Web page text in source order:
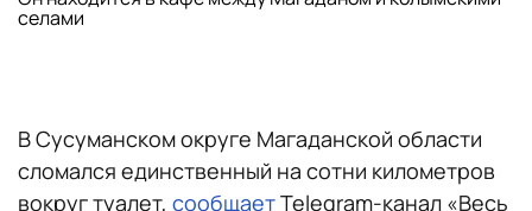
селами
В Сусуманском округе Магаданской области
сломался единственный на сотни километров
вокруг туалет, сообщаетTelegram-канал «Весь